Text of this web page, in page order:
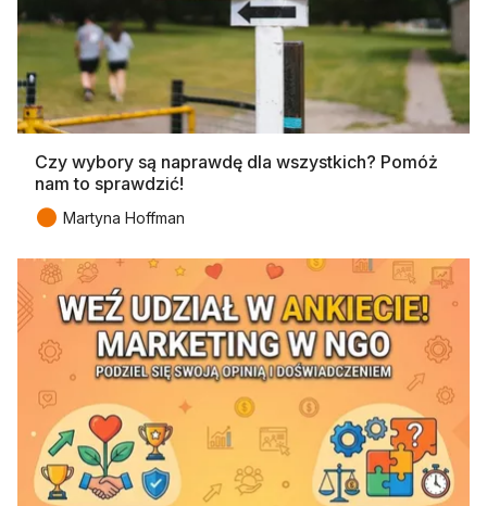
Czy wybory są naprawdę dla wszystkich? Pomóż
nam to sprawdzić!
● Martyna Hoffman